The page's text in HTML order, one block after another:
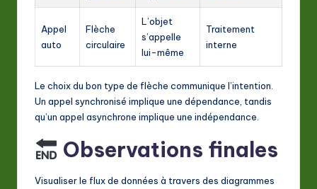
Appel
auto
Flèche
circulaire
L’objet
s’appelle
lui-même
Traitement
interne
Le choix du bon type de flèche communique l’intention.
Un appel synchronisé implique une dépendance, tandis
qu’un appel asynchrone implique une indépendance.
Observations finales
Visualiser le flux de données à travers des diagrammes